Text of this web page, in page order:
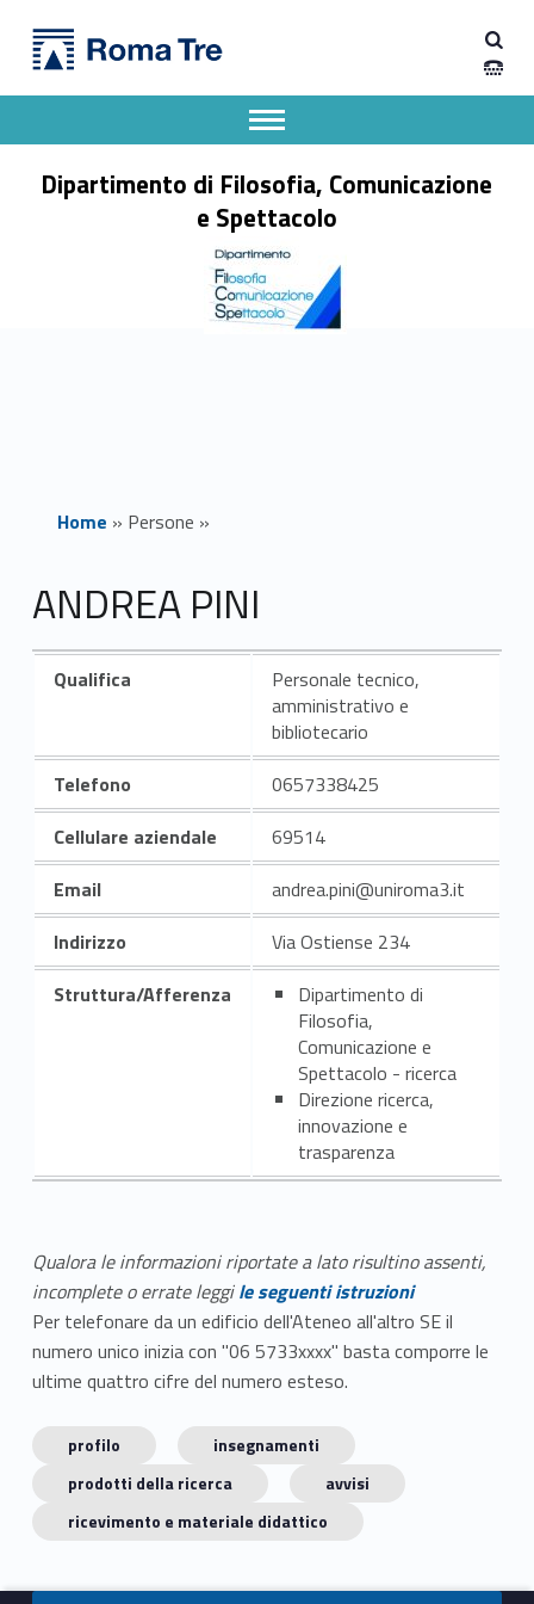
ANDREA PINI - Dipartimento di Filosofia, Comunicazione e Spettacolo
Dipartimento di Filosofia, Comunicazione
e Spettacolo
Apri il menu secondario
Header info sidebar
Home » Persone »
ANDREA PINI
Qualifica
Personale tecnico,
amministrativo e
bibliotecario
Telefono
0657338425
Cellulare aziendale
69514
Email
andrea.pini@uniroma3.it
Indirizzo
Via Ostiense 234
Struttura/Afferenza
Dipartimento di
Filosofia,
Comunicazione e
Spettacolo - ricerca
Direzione ricerca,
innovazione e
trasparenza
Qualora le informazioni riportate a lato risultino assenti,
incomplete o errate leggile seguenti istruzioni
Per telefonare da un edificio dell'Ateneo all'altro SE il
numero unico inizia con "06 5733xxxx" basta comporre le
ultime quattro cifre del numero esteso.
profilo
insegnamenti
prodotti della ricerca
avvisi
ricevimento e materiale didattico